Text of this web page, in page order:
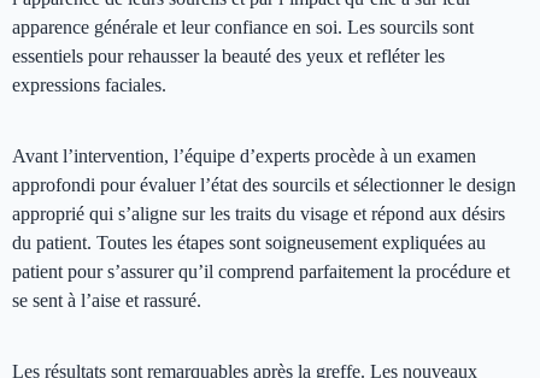
apparence générale et leur confiance en soi. Les sourcils sont
essentiels pour rehausser la beauté des yeux et refléter les
expressions faciales.
Avant l’intervention, l’équipe d’experts procède à un examen
approfondi pour évaluer l’état des sourcils et sélectionner le design
approprié qui s’aligne sur les traits du visage et répond aux désirs
du patient. Toutes les étapes sont soigneusement expliquées au
patient pour s’assurer qu’il comprend parfaitement la procédure et
se sent à l’aise et rassuré.
Les résultats sont remarquables après la greffe. Les nouveaux